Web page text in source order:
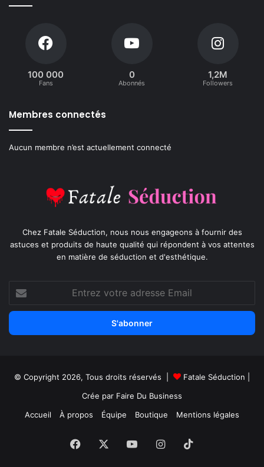
100 000
Fans
0
Abonnés
1,2M
Followers
Membres connectés
Aucun membre n’est actuellement connecté
Chez Fatale Séduction, nous nous engageons à fournir des
astuces et produits de haute qualité qui répondent à vos attentes
en matière de séduction et d'esthétique.
votre
adresse
© Copyright 2026, Tous droits réservés | Fatale Séduction
Crée par Faire Du Business
Accueil
À propos Équipe Boutique Mentions légales
Facebook YouTubeInstagram